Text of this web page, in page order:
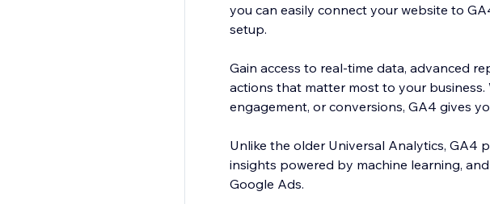
you can easily connect your website to
setup.
Gain access to real-time data, advanced
actions that matter most to your
engagement, or conversions, GA4 gives
Unlike the older Universal Analytics, GA4
insights powered by machine learning,
Google Ads.